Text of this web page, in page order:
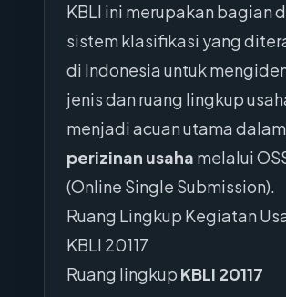
KBLI ini merupakan bagian
sistem klasifikasi yang
di Indonesia untuk
jenis dan ruang lingkup
menjadi acuan utama
perizinan usaha melalui
(Online Single Submission).
Ruang Lingkup Kegiatan
KBLI 20117
Ruang lingkup KBLI 20117